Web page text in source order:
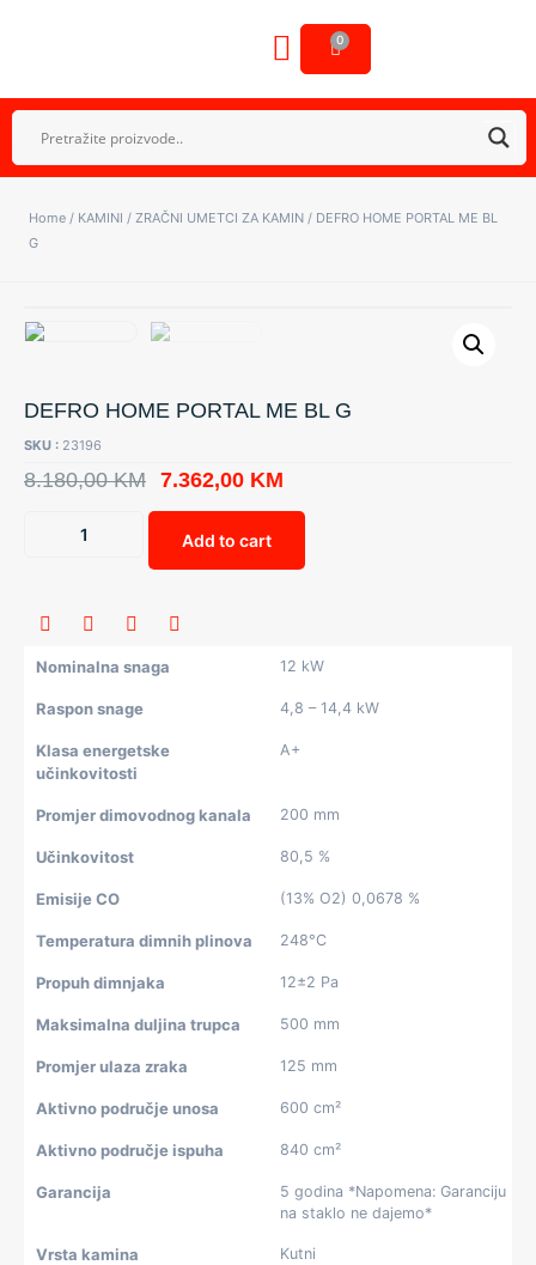
0
Home / KAMINI / ZRAČNI UMETCI ZA KAMIN / DEFRO HOME PORTAL ME BL
G
DEFRO HOME PORTAL ME BL G
SKU : 23196
8.180,00KM 7.362,00 KM
Add to cart
Nominalna snaga 12 kW
Raspon snage 4,8 – 14,4 kW
Klasa energetske
učinkovitosti
A+
Promjer dimovodnog kanala 200 mm
Učinkovitost 80,5 %
Emisije CO (13% O2) 0,0678 %
Temperatura dimnih plinova 248°C
Propuh dimnjaka 12±2 Pa
Maksimalna duljina trupca 500 mm
Promjer ulaza zraka 125 mm
Aktivno područje unosa 600 cm²
Aktivno područje ispuha 840 cm²
Garancija
5 godina *Napomena: Garanciju
na staklo ne dajemo*
Vrsta kamina Kutni